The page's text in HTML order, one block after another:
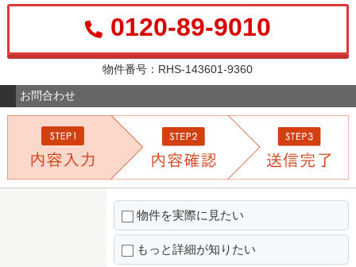
0120-89-9010
物件番号：RHS-143601-9360
お問合わせ
物件を実際に見たい
もっと詳細が知りたい